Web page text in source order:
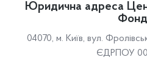
Юридична адреса
04070, м. Київ, вул.
ЄДРПОУ